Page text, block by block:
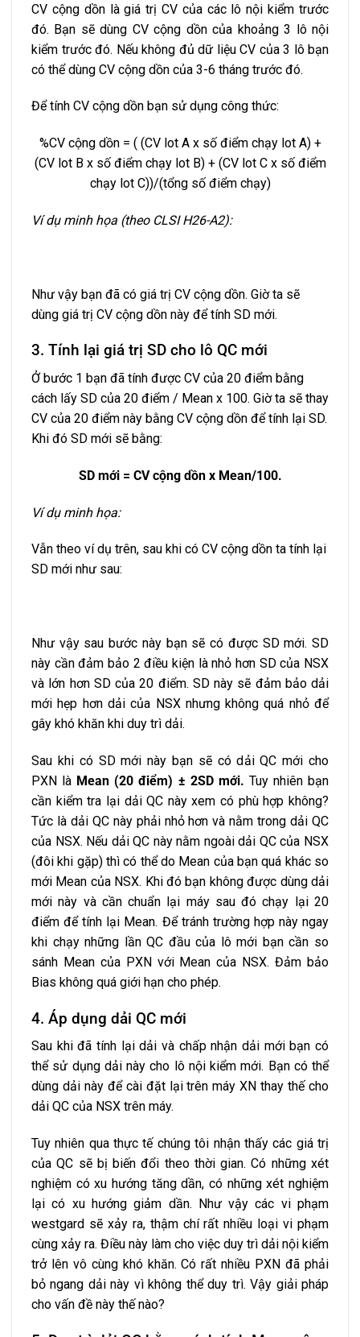
CV cộng dồn là giá trị CV của các lô nội kiểm trước
đó. Bạn sẽ dùng CV cộng dồn của khoảng 3 lô nội
kiểm trước đó. Nếu không đủ dữ liệu CV của 3 lô bạn
có thể dùng CV cộng dồn của 3-6 tháng trước đó.
Để tính CV cộng dồn bạn sử dụng công thức:
%CV cộng dồn = ( (CV lot A x số điểm chạy lot A) +
(CV lot B x số điểm chạy lot B) + (CV lot C x số điểm
chạy lot C))/(tổng số điểm chạy)
Ví dụ minh họa (theo CLSI H26-A2):
Như vậy bạn đã có giá trị CV cộng dồn. Giờ ta sẽ
dùng giá trị CV cộng dồn này để tính SD mới.
3. Tính lại giá trị SD cho lô QC mới
Ở bước 1 bạn đã tính được CV của 20 điểm bằng
cách lấy SD của 20 điểm / Mean x 100. Giờ ta sẽ thay
CV của 20 điểm này bằng CV cộng dồn để tính lại SD.
Khi đó SD mới sẽ bằng:
SD mới = CV cộng dồn x Mean/100.
Ví dụ minh họa:
Vẫn theo ví dụ trên, sau khi có CV cộng dồn ta tính lại
SD mới như sau:
Như vậy sau bước này bạn sẽ có được SD mới. SD
này cần đảm bảo 2 điều kiện là nhỏ hơn SD của NSX
và lớn hơn SD của 20 điểm. SD này sẽ đảm bảo dải
mới hẹp hơn dải của NSX nhưng không quá nhỏ để
gây khó khăn khi duy trì dải.
Sau khi có SD mới này bạn sẽ có dải QC mới cho
PXN là Mean (20 điểm) ± 2SD mới. Tuy nhiên bạn
cần kiểm tra lại dải QC này xem có phù hợp không?
Tức là dải QC này phải nhỏ hơn và nằm trong dải QC
của NSX. Nếu dải QC này nằm ngoài dải QC của NSX
(đôi khi gặp) thì có thể do Mean của bạn quá khác so
mới Mean của NSX. Khi đó bạn không được dùng dải
mới này và cần chuẩn lại máy sau đó chạy lại 20
điểm để tính lại Mean. Để tránh trường hợp này ngay
khi chạy những lần QC đầu của lô mới bạn cần so
sánh Mean của PXN với Mean của NSX. Đảm bảo
Bias không quá giới hạn cho phép.
4. Áp dụng dải QC mới
Sau khi đã tính lại dải và chấp nhận dải mới bạn có
thể sử dụng dải này cho lô nội kiểm mới. Bạn có thể
dùng dải này để cài đặt lại trên máy XN thay thế cho
dải QC của NSX trên máy.
Tuy nhiên qua thực tế chúng tôi nhận thấy các giá trị
của QC sẽ bị biến đổi theo thời gian. Có những xét
nghiệm có xu hướng tăng dần, có những xét nghiệm
lại có xu hướng giảm dần. Như vậy các vi phạm
westgard sẽ xảy ra, thậm chí rất nhiều loại vi phạm
cùng xảy ra. Điều này làm cho việc duy trì dải nội kiểm
trở lên vô cùng khó khăn. Có rất nhiều PXN đã phải
bỏ ngang dải này vì không thể duy trì. Vậy giải pháp
cho vấn đề này thế nào?